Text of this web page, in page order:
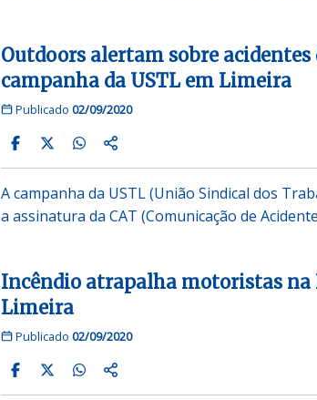
Outdoors alertam sobre
campanha da USTL em Limeira
Publicado 02/09/2020
A campanha da USTL (União Sindical dos
a assinatura da CAT (Comunicação de
Incêndio atrapalha motoristas na
Limeira
Publicado 02/09/2020